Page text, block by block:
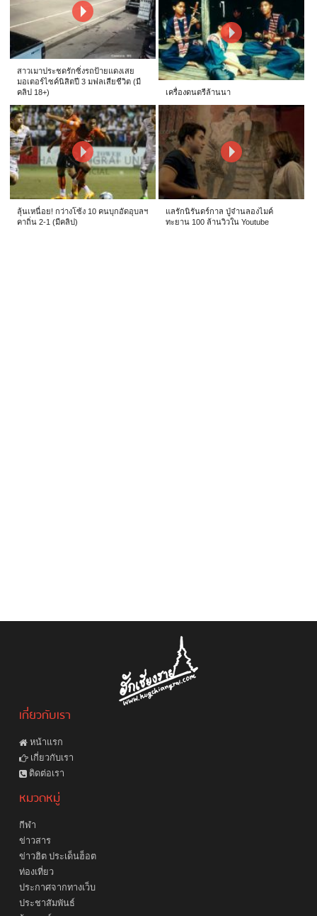
สาวเมาประชดรักซิ่งรถป้ายแดงเสย
มอเตอร์ไซค์นิสิตปี 3 มฟลเสียชีวิต (มี
คลิป 18+)
เครื่องดนตรีล้านนา
ลุ้นเหนื่อย! กว่างโซ้ง 10 คนบุกอัดอุบลฯ
คาถิ่น 2-1 (มีคลิป)
แลรักนิรันดร์กาล ปู่จ๋านลองไมค์
ทะยาน 100 ล้านวิวใน Youtube
เกี่ยวกับเรา
หน้าแรก
เกี่ยวกับเรา
ติดต่อเรา
หมวดหมู่
กีฬา
ข่าวสาร
ข่าวฮิต ประเด็นฮ็อต
ท่องเที่ยว
ประกาศจากทางเว็บ
ประชาสัมพันธ์